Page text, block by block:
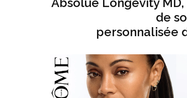
de
personnalisée